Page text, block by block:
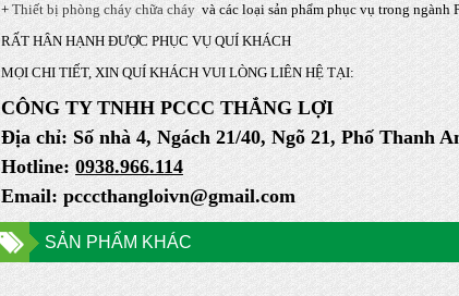
+ Thiết bị phòng cháy chữa cháy và các loại sản phẩm phục vụ trong ngành
RẤT HÂN HẠNH ĐƯỢC PHỤC VỤ QUÍ KHÁCH
MỌI CHI TIẾT, XIN QUÍ KHÁCH VUI LÒNG LIÊN HỆ TẠI:
CÔNG TY TNHH PCCC THẮNG LỢI
Địa chỉ: Số nhà 4, Ngách 21/40, Ngõ 21, Phố Thanh
Hotline: 0938.966.114
Email: pcccthangloivn@gmail.com
SẢN PHẨM KHÁC